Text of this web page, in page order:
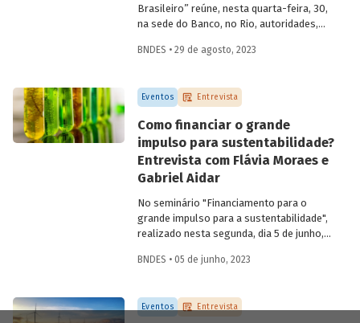
Brasileiro” reúne, nesta quarta-feira, 30,
na sede do Banco, no Rio, autoridades,
discutir e propor ações para o setor
desenvolvimento nacional. Para saber
mais sobre a importância da retomada
entrevistamos Juca Ferreira, assessor da
presidência do BNDES e ex-Ministro de
Estado da Cultura.
BNDES • 29 de agosto, 2023
Eventos Entrevista
Como financiar o grande
impulso para sustentabilidade?
Entrevista com Flávia Moraes e
Gabriel Aidar
No seminário "Financiamento para o
grande impulso para a sustentabilidade",
realizado nesta segunda, dia 5 de junho,
estratégias para destravar a transição
Latina. Para saber mais sobre
possibilidades de financiamento para uma
BNDES • 05 de junho, 2023
Eventos Entrevista